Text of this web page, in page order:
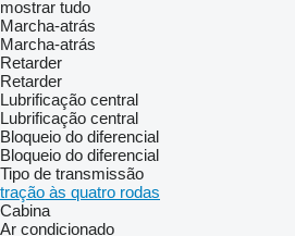
mostrar tudo
Marcha-atrás
Marcha-atrás
Retarder
Retarder
Lubrificação central
Lubrificação central
Bloqueio do diferencial
Bloqueio do diferencial
Tipo de transmissão
tração às quatro rodas
Cabina
Ar condicionado